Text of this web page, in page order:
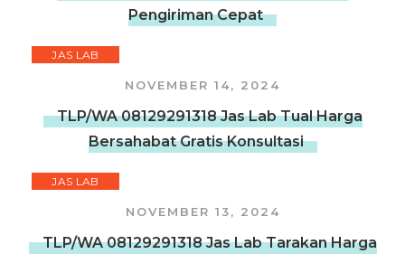
Pengiriman Cepat
JAS LAB
NOVEMBER 14, 2024
TLP/WA 08129291318 Jas Lab Tual Harga
Bersahabat Gratis Konsultasi
JAS LAB
NOVEMBER 13, 2024
TLP/WA 08129291318 Jas Lab Tarakan Harga